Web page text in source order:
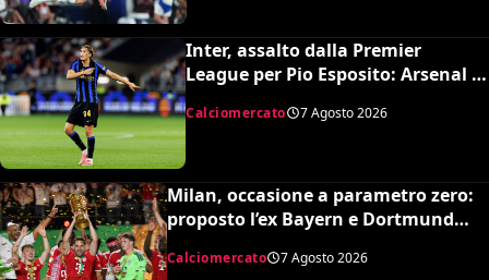
Inter, assalto dalla Premier
League per Pio Esposito: Arsenal e
Calciomercato 7 Agosto 2026
Milan, occasione a parametro zero:
proposto l’ex Bayern e Dortmund
Raphaël Guerreiro per il nuovo
modulo
Calciomercato 7 Agosto 2026